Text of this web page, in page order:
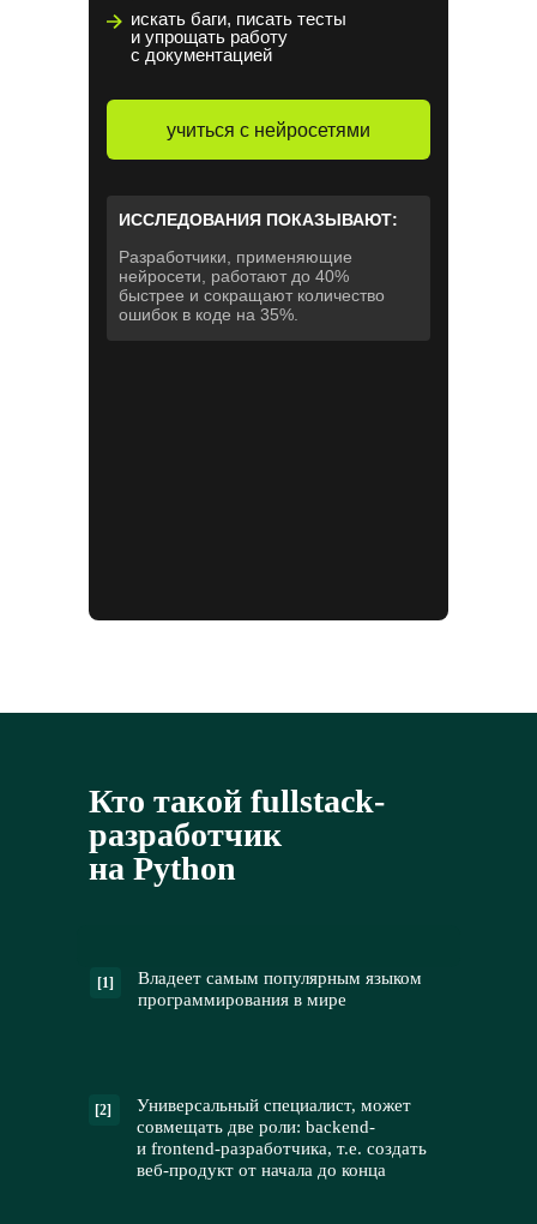
учиться с нейросетями
ИССЛЕДОВАНИЯ ПОКАЗЫВАЮТ:
Разработчики, применяющие
нейросети, работают до 40%
быстрее и сокращают количество
ошибок в коде на 35%.
искать баги, писать тесты
и упрощать работу
с документацией
Кто такой fullstack-
разработчик
на Python
[1]
Владеет самым популярным языком
программирования в мире
[2]
Универсальный специалист, может
совмещать две роли: backend-
и frontend-разработчика, т.е. создать
веб-продукт от начала до конца